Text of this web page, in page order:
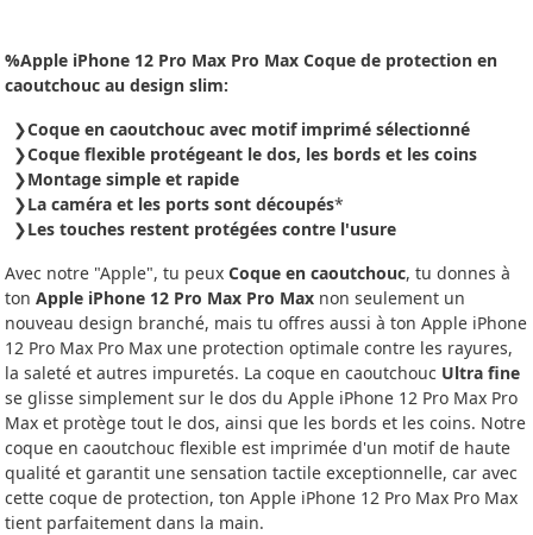
%Apple iPhone 12 Pro Max Pro Max Coque de protection en
caoutchouc au design slim:
Coque en caoutchouc avec motif imprimé sélectionné
Coque flexible protégeant le dos, les bords et les coins
Montage simple et rapide
La caméra et les ports sont découpés*
Les touches restent protégées contre l'usure
Avec notre "Apple", tu peux Coque en caoutchouc, tu donnes à
ton Apple iPhone 12 Pro Max Pro Max non seulement un
nouveau design branché, mais tu offres aussi à ton Apple iPhone
12 Pro Max Pro Max une protection optimale contre les rayures,
la saleté et autres impuretés. La coque en caoutchouc Ultra fine
se glisse simplement sur le dos du Apple iPhone 12 Pro Max Pro
Max et protège tout le dos, ainsi que les bords et les coins. Notre
coque en caoutchouc flexible est imprimée d'un motif de haute
qualité et garantit une sensation tactile exceptionnelle, car avec
cette coque de protection, ton Apple iPhone 12 Pro Max Pro Max
tient parfaitement dans la main.